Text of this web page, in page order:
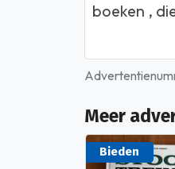
boeken ,
Meer
Bieden